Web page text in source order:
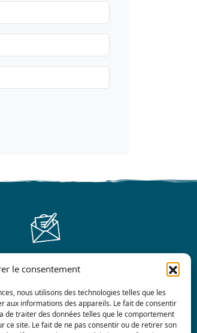
le consentement
nous utilisons des technologies telles que les
aux informations des appareils. Le fait de consentir
de traiter des données telles que le comportement
ce site. Le fait de ne pas consentir ou de retirer son
Contáctenos